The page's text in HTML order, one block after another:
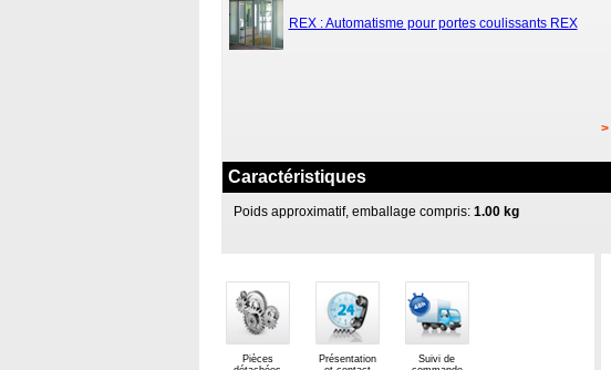
REX : Automatisme pour portes coulissants REX
>
Caractéristiques
Poids approximatif, emballage compris:1.00 kg
Pièces
Présentation
Suivi de